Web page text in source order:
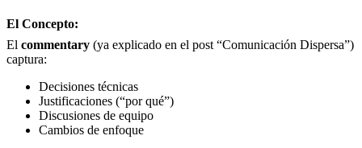
El Concepto:
El commentary (ya explicado en el post “Comunicación Dispersa”)
captura:
Decisiones técnicas
Justificaciones (“por qué”)
Discusiones de equipo
Cambios de enfoque